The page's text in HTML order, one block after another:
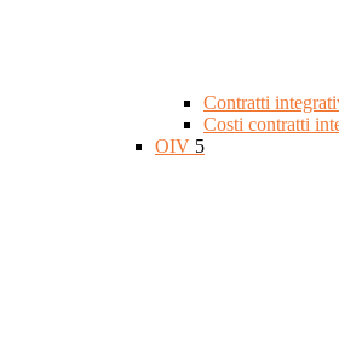
Contratti
Costi contratti
OIV 5